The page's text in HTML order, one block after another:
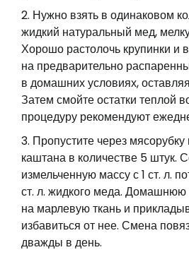
Нужно взять в одинаковом
жидкий натуральный мед,
Хорошо растолочь крупинки и
на предварительно
в домашних условиях,
Затем смойте остатки теплой
процедуру рекомендуют
Пропустите через
каштана в количестве 5 штук.
измельченную массу с 1 ст. л.
ст. л. жидкого меда. Домашнюю
на марлевую ткань и
избавиться от нее. Смена
дважды в день.